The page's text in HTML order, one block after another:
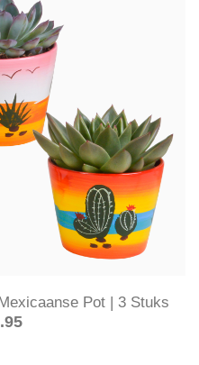
Pot | 3 Stuks